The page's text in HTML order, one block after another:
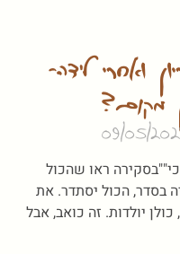
ואחרי לידה-
מקום?
ראו שהכול
בסדר, הכול יסתדר. את
יולדות. זה כואב, אבל